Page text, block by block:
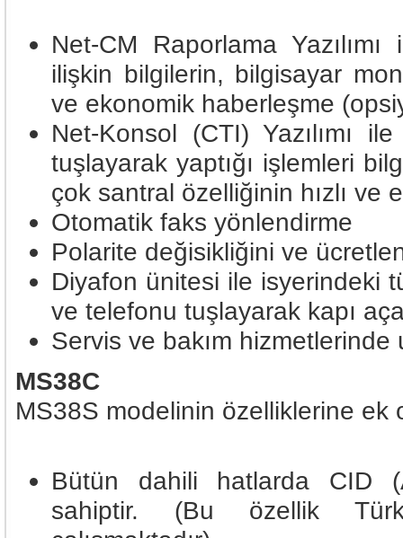
Net-CM Raporlama
ilişkin bilgilerin, bilgisayar
ve ekonomik haberleşme
Net-Konsol (CTI) Yazılımı
tuşlayarak yaptığı işlemleri
çok santral özelliğinin hızlı ve
Otomatik faks yönlendirme
Polarite değisikliğini ve
Diyafon ünitesi ile isyerindeki
ve telefonu tuşlayarak kapı
Servis ve bakım hizmetlerinde
MS38C
MS38S modelinin özelliklerine ek
Bütün dahili hatlarda CID
sahiptir. (Bu özellik